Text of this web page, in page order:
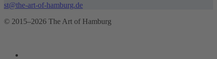
st@the-art-of-hamburg.de
© 2015–2026 The Art of Hamburg